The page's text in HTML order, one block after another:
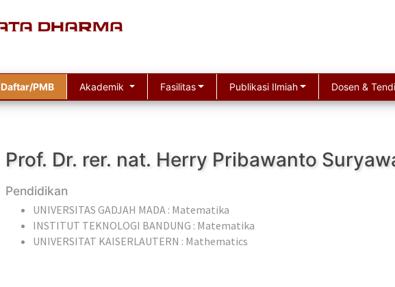
Daftar/PMB Akademik Fasilitas Publikasi Ilmiah Dosen &
Prof. Dr. rer. nat. Herry Pribawanto
Pendidikan
UNIVERSITAS GADJAH MADA : Matematika
INSTITUT TEKNOLOGI BANDUNG : Matematika
UNIVERSITAT KAISERLAUTERN : Mathematics